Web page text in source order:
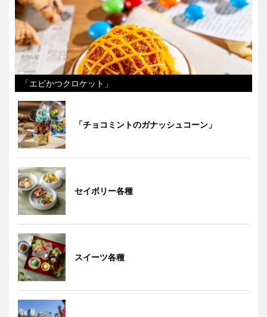
「エビかつクロケット」
「チョコミントのガナッシュコーン」
セイボリー各種
スイーツ各種